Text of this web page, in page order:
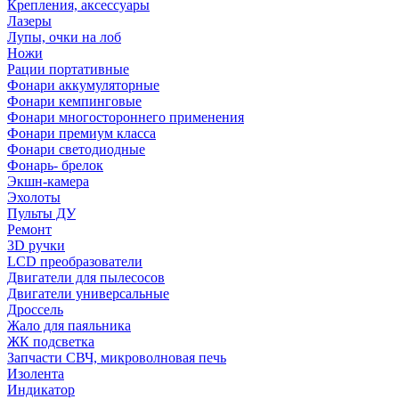
Крепления, аксессуары
Лазеры
Лупы, очки на лоб
Ножи
Рации портативные
Фонари аккумуляторные
Фонари кемпинговые
Фонари многостороннего применения
Фонари премиум класса
Фонари светодиодные
Фонарь- брелок
Экшн-камера
Эхолоты
Пульты ДУ
Ремонт
3D ручки
LCD преобразователи
Двигатели для пылесосов
Двигатели универсальные
Дроссель
Жало для паяльника
ЖК подсветка
Запчасти СВЧ, микроволновая печь
Изолента
Индикатор